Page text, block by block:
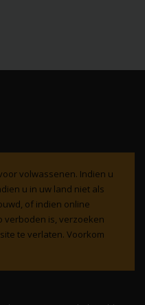
volwassenen. Indien u
u in uw land niet als
of indien online
verboden is, verzoeken
te verlaten. Voorkom